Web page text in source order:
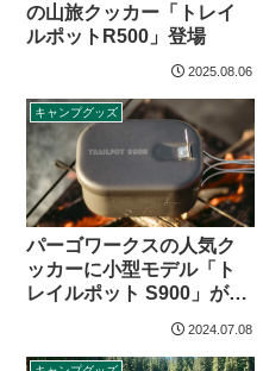
の山旅クッカー「トレイ
ルポットR500」登場
2025.08.06
キャンプグッズ
パーゴワークスの人気ク
ッカーに小型モデル「ト
レイルポット S900」が追
2024.07.08